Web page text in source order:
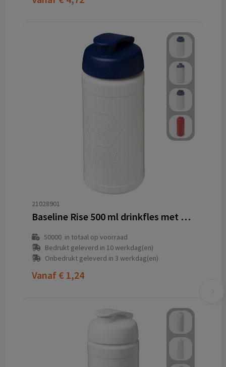
21028901
Baseline Rise 500 ml drinkfles met klapdeksel
50000in totaal op voorraad
Bedrukt geleverd in 10 werkdag(en)
Onbedrukt geleverd in 3 werkdag(en)
Vanaf € 1,24